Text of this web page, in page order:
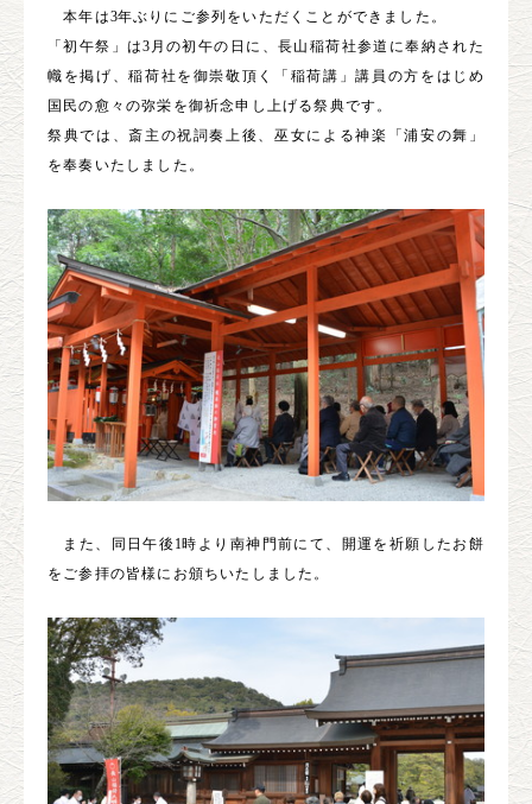
本年は3年ぶりにご参列をいただくことができました。
「初午祭」は3 月の初午の日に、長山稲荷社参道に奉納された
幟を掲げ、稲荷社を御崇敬頂く「稲荷講」講員の方をはじめ
国民の愈々の弥栄を御祈念申し上げる祭典です。
祭典では、斎主の祝詞奏上後、巫女による神楽「浦安の舞」
を奉奏いたしました。
また、同日午後 1時より南神門前にて、開運を祈願したお餅
をご参拝の皆様にお頒ちいたしました。